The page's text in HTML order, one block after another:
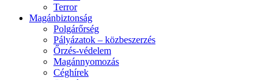
Terror
Magánbiztonság
Polgárőrség
Pályázatok – közbeszerzés
Őrzés-védelem
Magánnyomozás
Céghírek